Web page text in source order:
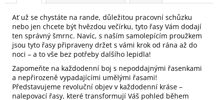
Ať už se chystáte na rande, důležitou pracovní schůzku
nebo jen chcete být hvězdou večírku, tyto řasy Vám dodají
ten správný šmrnc. Navíc, s naším samolepícím proužkem
jsou tyto řasy připraveny držet s vámi krok od rána až do
noci – a to vše bez potřeby dalšího lepidla!
Zapomeňte na každodenní boj s nepoddajnými řasenkami
a nepřirozeně vypadajícími umělými řasami!
Představujeme revoluční objev v každodenní kráse –
nalepovací řasy, které transformují Váš pohled během
KULATÁ
59
Kč